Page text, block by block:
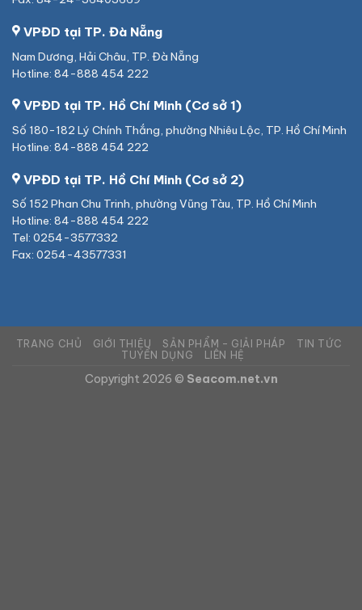
VPĐD tại TP. Đà Nẵng
Nam Dương, Hải Châu, TP. Đà Nẵng
Hotline: 84-888 454 222
VPĐD tại TP. Hồ Chí Minh (Cơ sở 1)
Số 180-182 Lý Chính Thắng, phường Nhiêu Lộc, TP. Hồ Chí Minh
Hotline: 84-888 454 222
VPĐD tại TP. Hồ Chí Minh (Cơ sở 2)
Số 152 Phan Chu Trinh, phường Vũng Tàu, TP. Hồ Chí Minh
Hotline: 84-888 454 222
Tel: 0254-3577332
Fax: 0254-43577331
TRANG CHỦ GIỚI THIỆU SẢN PHẨM – GIẢI PHÁP
TIN TỨC
TUYỂN DỤNG
LIÊN HỆ
Copyright 2026 © Seacom.net.vn